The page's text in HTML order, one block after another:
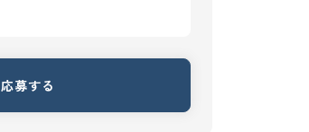
応募する